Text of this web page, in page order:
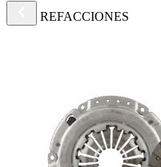
REFACCIONES